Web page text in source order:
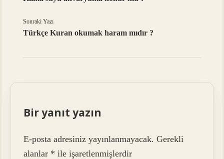
Sonraki Yazı
Türkçe Kuran okumak haram mıdır ?
Bir yanıt yazın
E-posta adresiniz yayınlanmayacak. Gerekli
alanlar * ile işaretlenmişlerdir